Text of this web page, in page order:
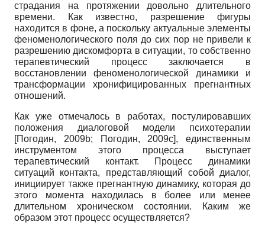
страдания на протяжении довольно длительного
времени. Как известно, разрешение фигуры
находится в фоне, а поскольку актуальные элементы
феноменологического поля до сих пор не привели к
разрешению дискомфорта в ситуации, то собственно
терапевтический процесс заключается в
восстановлении феноменологической динамики и
трансформации хронифицированных прегнантных
отношений.
Как уже отмечалось в работах, постулировавших
положения диалоговой модели психотерапии
[Погодин, 2009b; Погодин, 2009с], единственным
инструментом этого процесса выступает
терапевтический контакт. Процесс динамики
ситуаций контакта, представляющий собой диалог,
инициирует также прегнантную динамику, которая до
этого момента находилась в более или менее
длительном хроническом состоянии. Каким же
образом этот процесс осуществляется?